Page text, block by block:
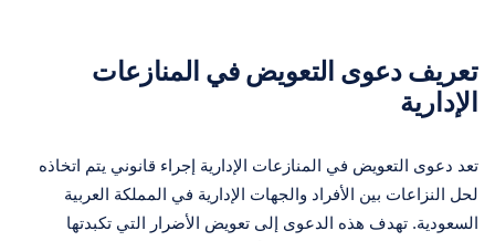
تعريف دعوى التعويض في المنازعات
الإدارية
تعد دعوى التعويض في المنازعات الإدارية إجراء قانوني يتم اتخاذه
لحل النزاعات بين الأفراد والجهات الإدارية في المملكة العربية
السعودية. تهدف هذه الدعوى إلى تعويض الأضرار التي تكبدتها